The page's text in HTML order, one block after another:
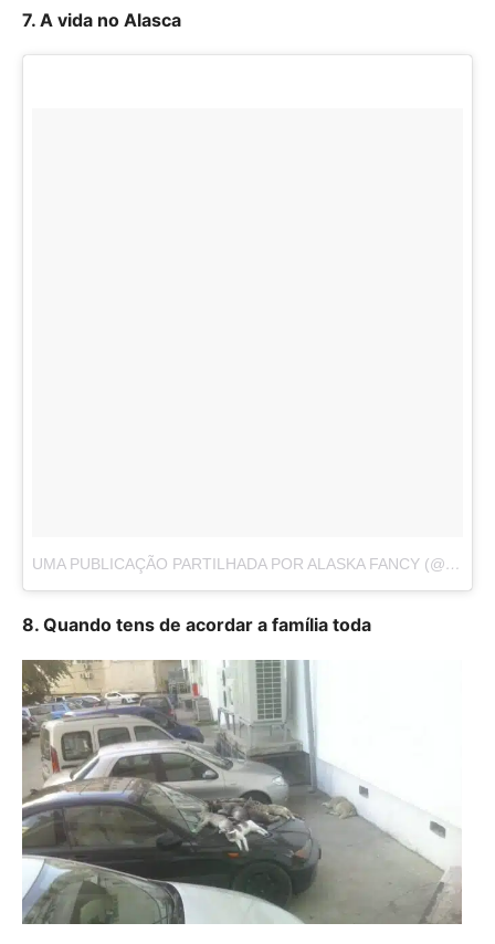
7. A vida no Alasca
UMA PUBLICAÇÃO PARTILHADA POR ALASKA FANCY (@ALASKAFANCYINC)
8. Quando tens de acordar a família toda